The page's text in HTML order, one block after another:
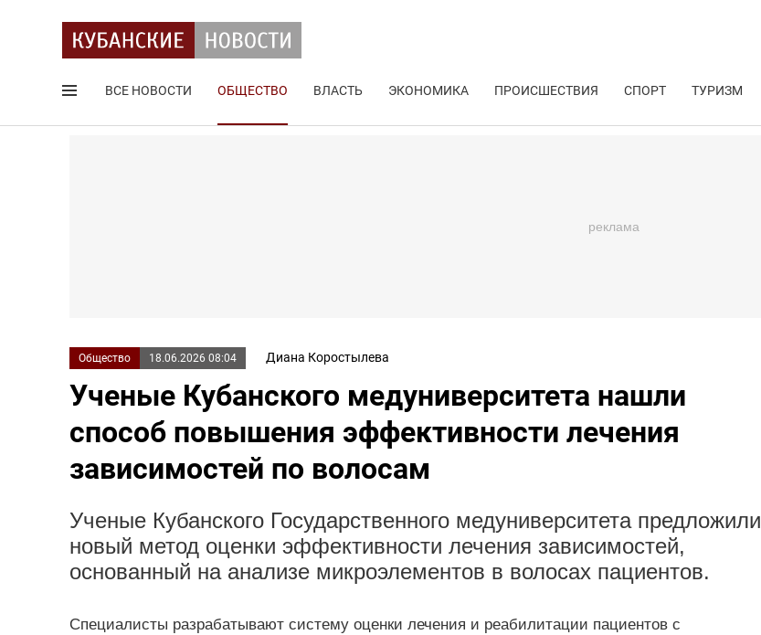
ВСЕ НОВОСТИ ОБЩЕСТВО ВЛАСТЬ ЭКОНОМИКА ПРОИСШЕСТВИЯ СПОРТ ТУРИЗМ
Общество 18.06.2026 08:04 Диана Коростылева
Ученые Кубанского медуниверситета нашли
способ повышения эффективности лечения
зависимостей по волосам
Ученые Кубанского Государственного медуниверситета предложили
новый метод оценки эффективности лечения зависимостей,
основанный на анализе микроэлементов в волосах пациентов.
Специалисты разрабатывают систему оценки лечения и реабилитации пациентов с